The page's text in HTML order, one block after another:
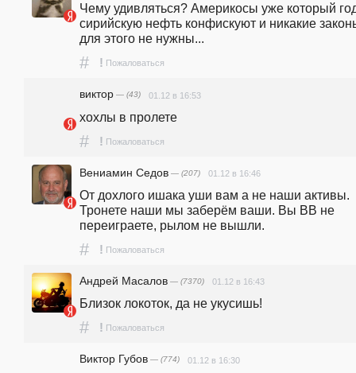
Чему удивляться? Америкосы уже который
сирийскую нефть конфискуют и никакие
для этого не нужны...
# ! Пожаловаться
виктор — (43) 01.12 в 16:53
хохлы в пролете
# ! Пожаловаться
Вениамин Седов — (207) 01.12 в 16:46
От дохлого ишака уши вам а не наши активы.
Тронете наши мы заберём ваши. Вы ВВ не
переиграете, рылом не вышли.
# ! Пожаловаться
Андрей Масалов — (7370) 01.12 в 16:43
Близок локоток, да не укусишь!
# ! Пожаловаться
Виктор Губов — (774) 01.12 в 16:30